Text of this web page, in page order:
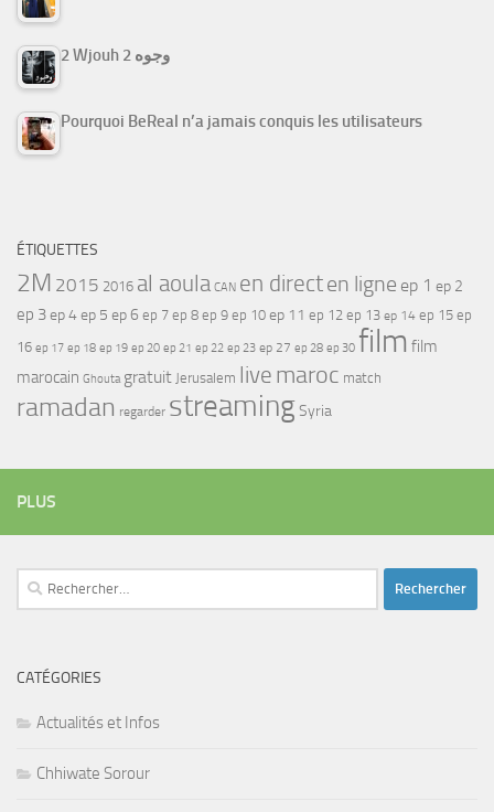
2 Wjouh 2 وجوه
Pourquoi BeReal n’a jamais conquis les utilisateurs
ÉTIQUETTES
2M 2015 2016 al aoula CAN en directen ligne ep 1 ep 2
ep 3ep 4ep 5 ep 6 ep 7 ep 8 ep 9 ep 10 ep 11 ep 12 ep 13 ep 14 ep 15 ep
16 ep 17 ep 18 ep 19 ep 20 ep 21 ep 22 ep 23 ep 27 ep 28 ep 30 film film
marocain Ghouta gratuit Jerusalem live maroc match
ramadan regarder streamingSyria
PLUS
Rechercher :
CATÉGORIES
Actualités et Infos
Chhiwate Sorour